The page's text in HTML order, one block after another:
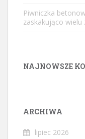
Piwniczka
zaskakująco
NAJNOWSZE
ARCHIWA
lipiec 2026